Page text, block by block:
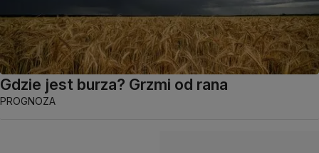
Gdzie jest burza? Grzmi od rana
PROGNOZA